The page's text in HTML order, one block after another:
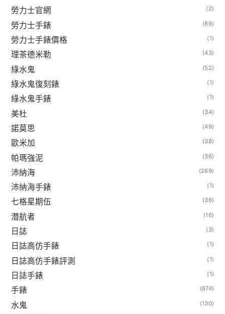
勞力士官網
(2)
勞力士手錶 (89)
勞力士手錶價格 (1)
理茶德米勒 (43)
綠水鬼 (52)
綠水鬼復刻錶 (1)
綠水鬼手錶 (1)
美杜 (34)
諾莫思 (49)
歐米加 (38)
帕瑪強泥 (36)
沛納海 (269)
沛納海手錶 (1)
七格星期伍 (36)
潛航者 (16)
日誌 (3)
日誌高仿手錶 (1)
日誌高仿手錶評測 (1)
日誌手錶 (1)
手錶 (874)
水鬼 (130)